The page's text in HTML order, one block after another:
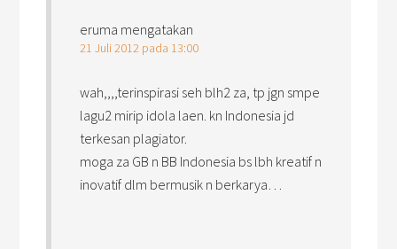
eruma mengatakan
21 Juli 2012 pada 13:00
wah,,,,terinspirasi seh blh2 za, tp jgn smpe
lagu2 mirip idola laen. kn Indonesia jd
terkesan plagiator.
moga za GB n BB Indonesia bs lbh kreatif n
inovatif dlm bermusik n berkarya…